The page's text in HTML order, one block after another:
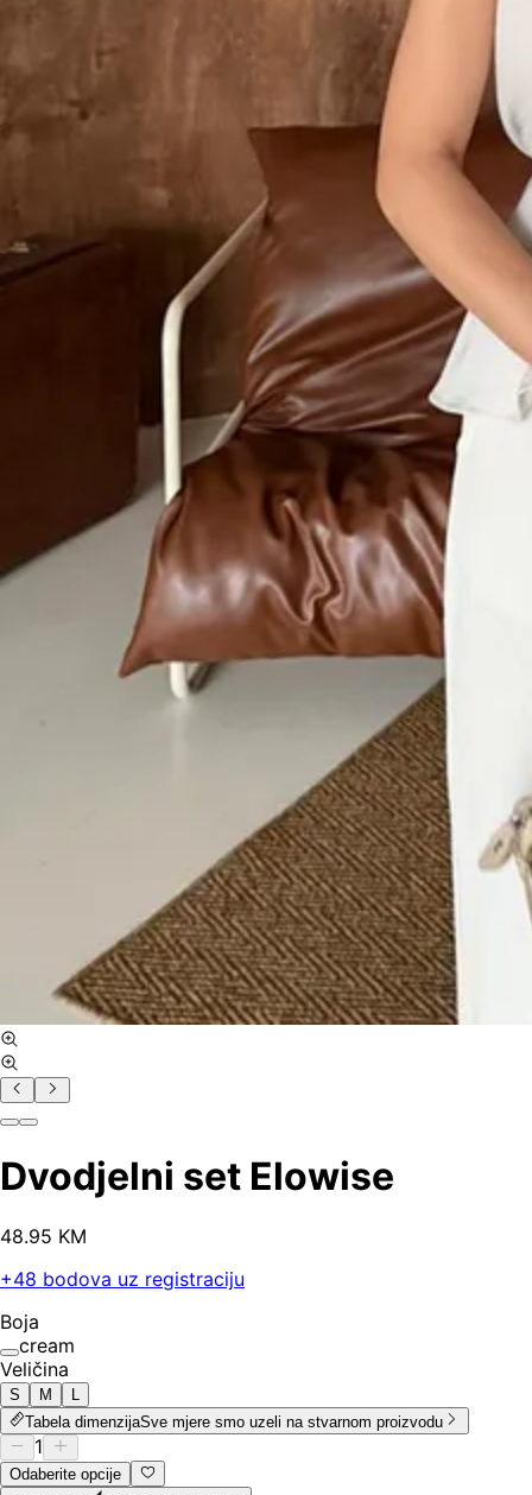
Dvodjelni set Elowise
48.95 KM
+48 bodova uz registraciju
Boja
cream
Veličina
S M
L
Tabela dimenzijaSve mjere smo uzeli na stvarnom proizvodu
1
Odaberite opcije